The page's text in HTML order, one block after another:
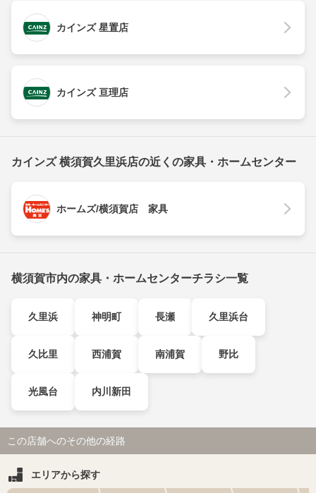
カインズ 星置店
カインズ 亘理店
カインズ 横須賀久里浜店の近くの家具・ホームセンター
ホームズ/横須賀店 家具
横須賀市内の家具・ホームセンターチラシ一覧
久里浜 神明町 長瀬 久里浜台
久比里 西浦賀 南浦賀 野比
光風台 内川新田
この店舗へのその他の経路
エリアから探す